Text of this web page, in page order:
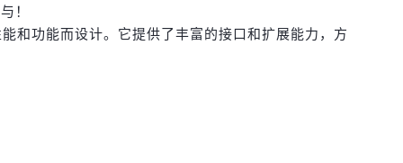
！
和功能而设计。它提供了丰富的接口和扩展能力，方